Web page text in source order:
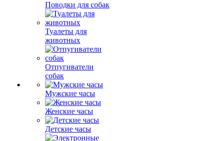
Поводки для собак
Туалеты для
животных
Отпугиватели
собак
Мужские часы
Женские часы
Детские часы